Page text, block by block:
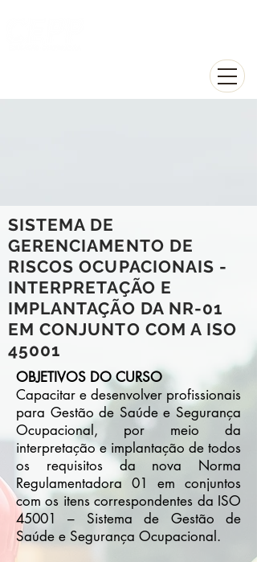
SISTEMA DE
GERENCIAMENTO DE
RISCOS OCUPACIONAIS -
INTERPRETAÇÃO E
IMPLANTAÇÃO DA NR-01
EM CONJUNTO COM A ISO
45001
OBJETIVOS DO CURSO
Capacitar e desenvolver profissionais
para Gestão de Saúde e Segurança
Ocupacional, por meio da
interpretação e implantação de todos
os requisitos da nova Norma
Regulamentadora 01 em conjuntos
com os itens correspondentes da ISO
45001 – Sistema de Gestão de
Saúde e Segurança Ocupacional.